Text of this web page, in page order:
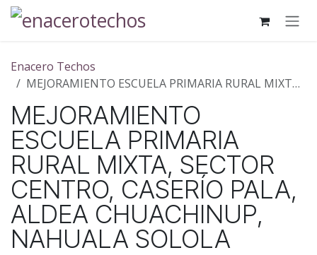
Ir al contenido
Enacero Techos
MEJORAMIENTO ESCUELA PRIMARIA RURAL MIXTA, SECTOR CENTRO, CASERÍO PALA, ALDEA CHUACHINUP, NAHUALA SOLOLA
MEJORAMIENTO
ESCUELA PRIMARIA
RURAL MIXTA, SECTOR
CENTRO, CASERÍO PALA,
ALDEA CHUACHINUP,
NAHUALA SOLOLA